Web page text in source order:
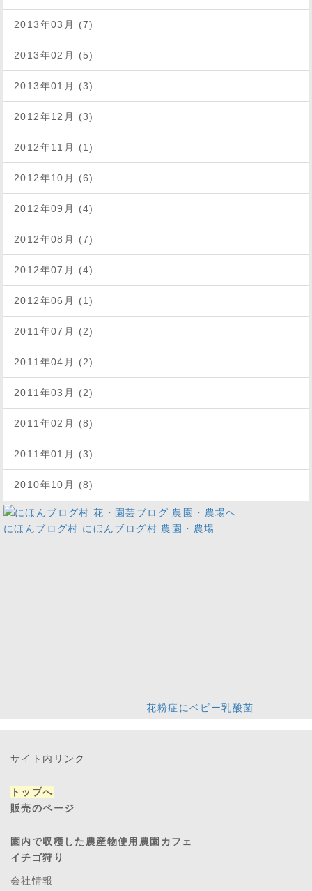
2013年03月 (7)
2013年02月 (5)
2013年01月 (3)
2012年12月 (3)
2012年11月 (1)
2012年10月 (6)
2012年09月 (4)
2012年08月 (7)
2012年07月 (4)
2012年06月 (1)
2011年07月 (2)
2011年04月 (2)
2011年03月 (2)
2011年02月 (8)
2011年01月 (3)
2010年10月 (8)
にほんブログ村 にほんブログ村 農園・農場
花粉症にベビー乳酸菌
サイト内リンク
トップへ
販売のページ
園内で収穫した農産物使用農園カフェ
イチゴ狩り
会社情報